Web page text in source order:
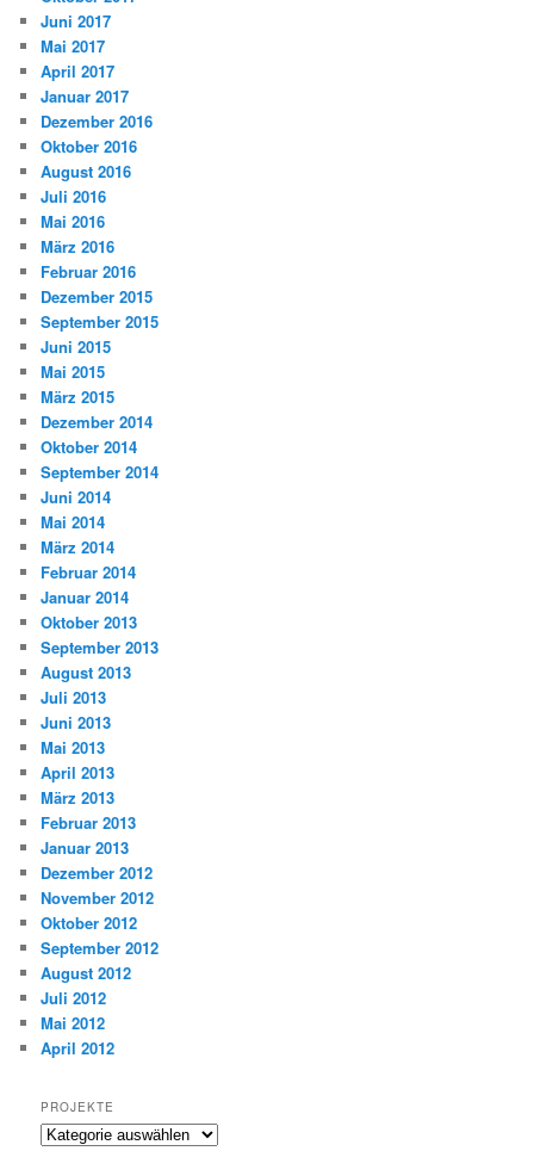
Juni 2017
Mai 2017
April 2017
Januar 2017
Dezember 2016
Oktober 2016
August 2016
Juli 2016
Mai 2016
März 2016
Februar 2016
Dezember 2015
September 2015
Juni 2015
Mai 2015
März 2015
Dezember 2014
Oktober 2014
September 2014
Juni 2014
Mai 2014
März 2014
Februar 2014
Januar 2014
Oktober 2013
September 2013
August 2013
Juli 2013
Juni 2013
Mai 2013
April 2013
März 2013
Februar 2013
Januar 2013
Dezember 2012
November 2012
Oktober 2012
September 2012
August 2012
Juli 2012
Mai 2012
April 2012
PROJEKTE
Projekte